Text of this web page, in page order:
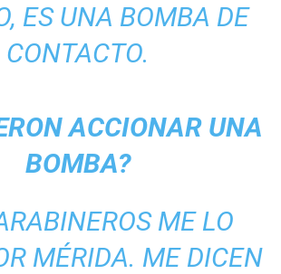
ES UNA BOMBA DE
CONTACTO.
ACCIONAR UNA
BOMBA?
ME LO
MÉRIDA. ME DICEN